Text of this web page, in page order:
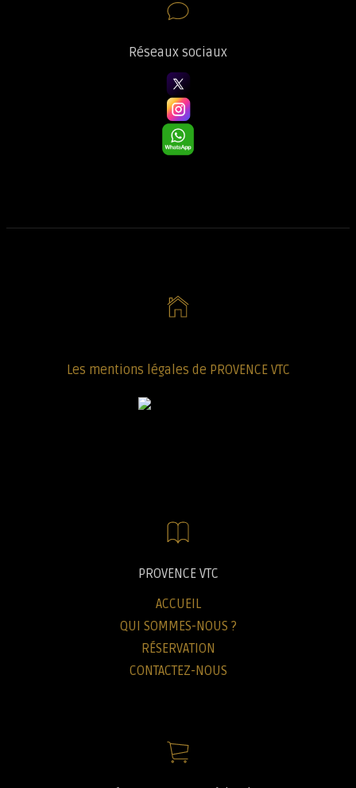
Réseaux sociaux
Les mentions légales de PROVENCE VTC
PROVENCE VTC
ACCUEIL
QUI SOMMES-NOUS ?
RÉSERVATION
CONTACTEZ-NOUS